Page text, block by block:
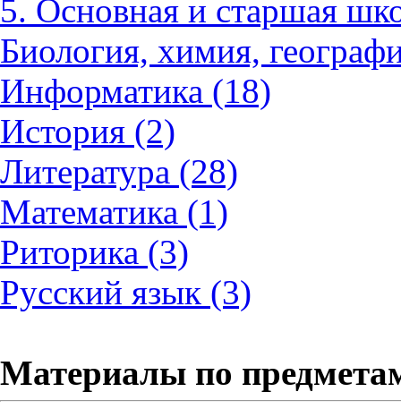
5. Основная и старшая
Биология, химия,
Информатика (18)
История (2)
Литература (28)
Математика (1)
Риторика (3)
Русский язык (3)
Материалы по